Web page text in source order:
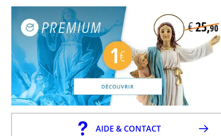
AIDE & CONTACT